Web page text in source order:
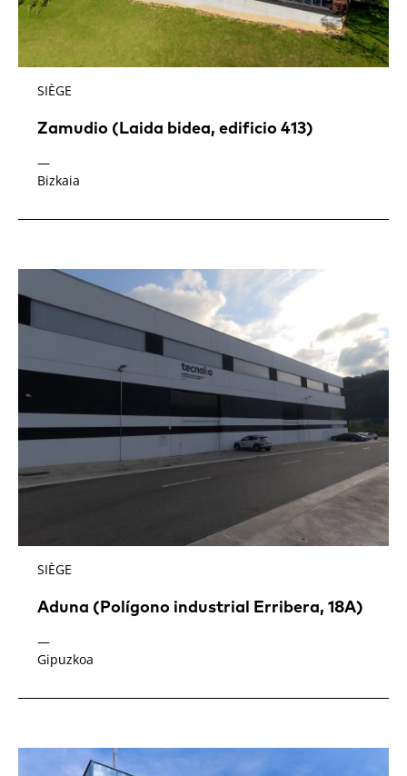
SIÈGE
Zamudio (Laida bidea, edificio 413)
—
Bizkaia
SIÈGE
Aduna (Polígono industrial Erribera, 18A)
—
Gipuzkoa